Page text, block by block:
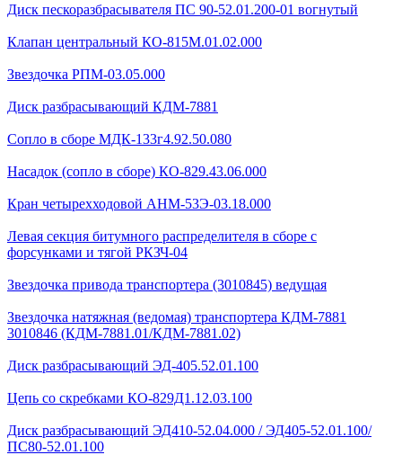
Диск пескоразбрасывателя ПС 90-52.01.200-01 вогнутый
Клапан центральный КО-815М.01.02.000
Звездочка РПМ-03.05.000
Диск разбрасывающий КДМ-7881
Сопло в сборе МДК-133г4.92.50.080
Насадок (сопло в сборе) КО-829.43.06.000
Кран четырехходовой AHМ-53Э-03.18.000
Левая секция битумного распределителя в сборе с
форсунками и тягой РКЗЧ-04
Звездочка привода транспортера (3010845) ведущая
Звездочка натяжная (ведомая) транспортера КДМ-7881
3010846 (КДМ-7881.01/КДМ-7881.02)
Диск разбрасывающий ЭД-405.52.01.100
Цепь со скребками КО-829Д1.12.03.100
Диск разбрасывающий ЭД410-52.04.000 / ЭД405-52.01.100/
ПС80-52.01.100